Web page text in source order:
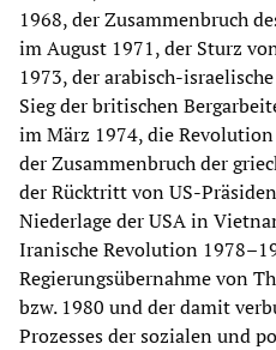
1968, der Zusammenbruch
im August 1971, der Sturz
1973, der arabisch-
Sieg der britischen
im März 1974, die
der Zusammenbruch der
der Rücktritt von US-
Niederlage der USA in
Iranische Revolution
Regierungsübernahme von
bzw. 1980 und der damit
Prozesses der sozialen und